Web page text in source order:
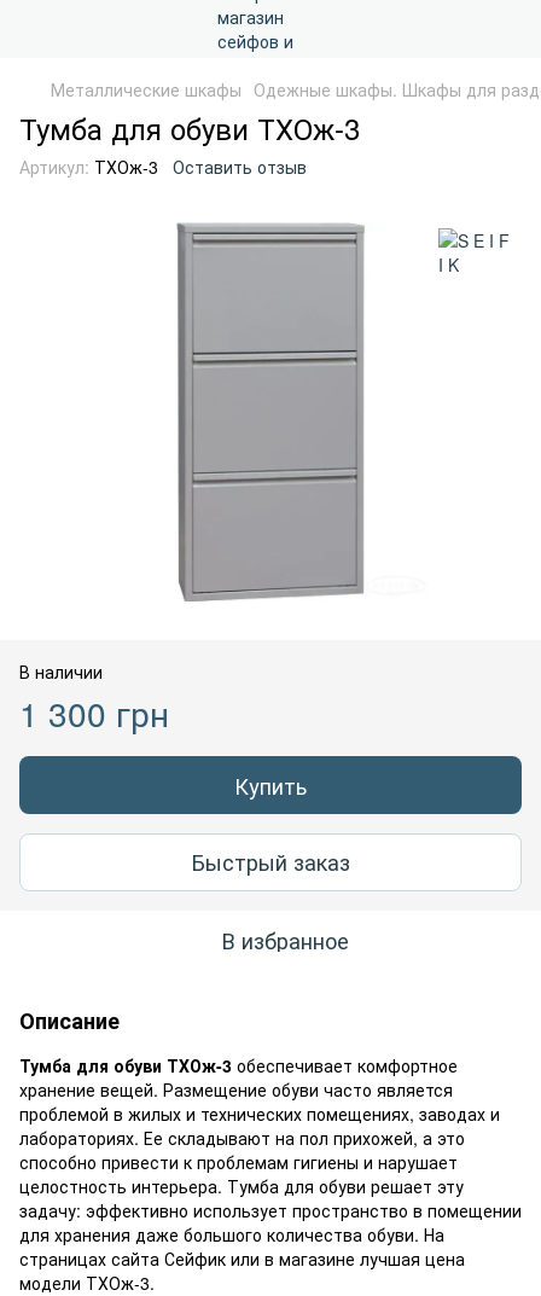
Металлические шкафы Одежные шкафы. Шкафы для
Тумба для обуви ТХОж-3
Артикул: ТХОж-3 Оставить отзыв
В наличии
1 300 грн
Купить
Быстрый заказ
В избранное
Описание
Тумба для обуви ТХОж-3 обеспечивает комфортное
хранение вещей. Размещение обуви часто является
проблемой в жилых и технических помещениях, заводах и
лабораториях. Ее складывают на пол прихожей, а это
способно привести к проблемам гигиены и нарушает
целостность интерьера. Тумба для обуви решает эту
задачу: эффективно использует пространство в помещении
для хранения даже большого количества обуви. На
страницах сайта Сейфик или в магазине лучшая цена
модели ТХОж-3.